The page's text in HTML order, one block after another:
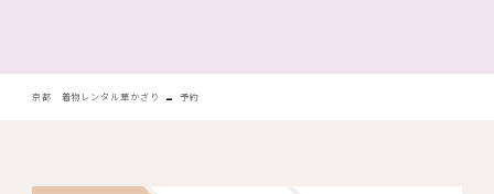
京都 着物レンタル華かざり - 予約